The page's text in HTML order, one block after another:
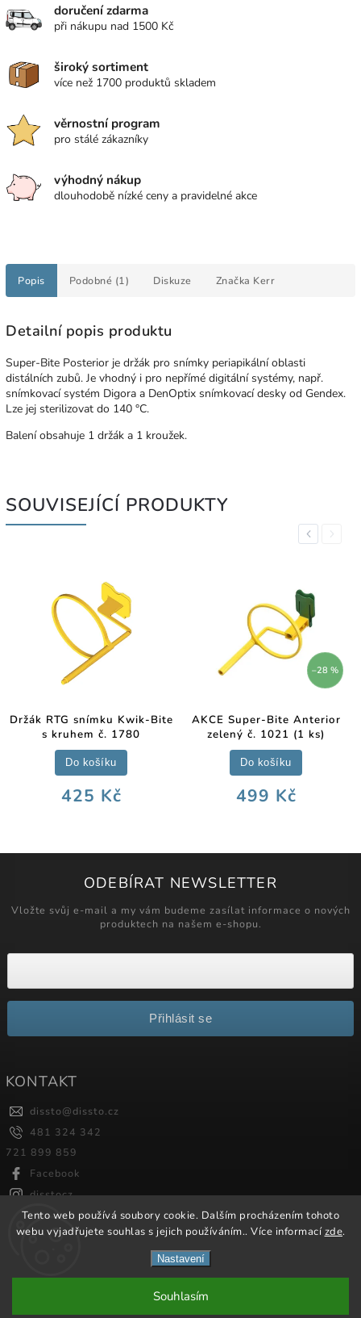
Tento web používá soubory cookie. Dalším procházením tohoto
webu vyjadřujete souhlas s jejich používáním.. Více informacízde.
Nastavení
Souhlasím
doručení zdarma
při nákupu nad 1500 Kč
široký sortiment
více než 1700 produktů skladem
věrnostní program
pro stálé zákazníky
výhodný nákup
dlouhodobě nízké ceny a pravidelné akce
Popis Podobné (1) Diskuze Značka Kerr
Detailní popis produktu
Super-Bite Posterior je držák pro snímky periapikální oblasti
distálních zubů. Je vhodný i pro nepřímé digitální systémy, např.
snímkovací systém Digora a DenOptix snímkovací desky od Gendex.
Lze jej sterilizovat do 140 °C.
Balení obsahuje 1 držák a 1 kroužek.
SOUVISEJÍCÍ PRODUKTY
Previous
Držák RTG snímku Kwik-Bite
s kruhem č. 1780
425 Kč
Do košíku
–28 %
AKCE Super-Bite Anterior
zelený č. 1021 (1 ks)
499 Kč
Do košíku
Next
ODEBÍRAT NEWSLETTER
Vložte svůj e-mail a my vám budeme zasílat informace o nových
produktech na našem e-shopu.
Přihlásit se
KONTAKT
dissto@dissto.cz
481 324 342
721 899 859
Facebook
disstocz
Shoptet| Design